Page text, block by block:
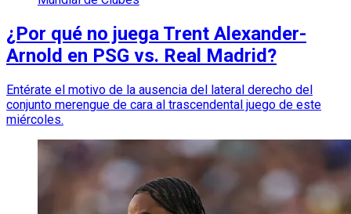
¿Por qué no juega Trent Alexander-
Arnold en PSG vs. Real Madrid?
Entérate el motivo de la ausencia del lateral derecho del
conjunto merengue de cara al trascendental juego de este
miércoles.